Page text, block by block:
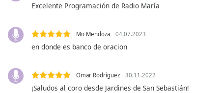
Descriptions
descriptions
off
selected
Subtitles
subtitles
Excelente Programación de Radio María
Mo Mendoza 04.07.2023
en donde es banco de oracion
Omar Rodríguez 30.11.2022
¡Saludos al coro desde Jardines de San Sebastián!